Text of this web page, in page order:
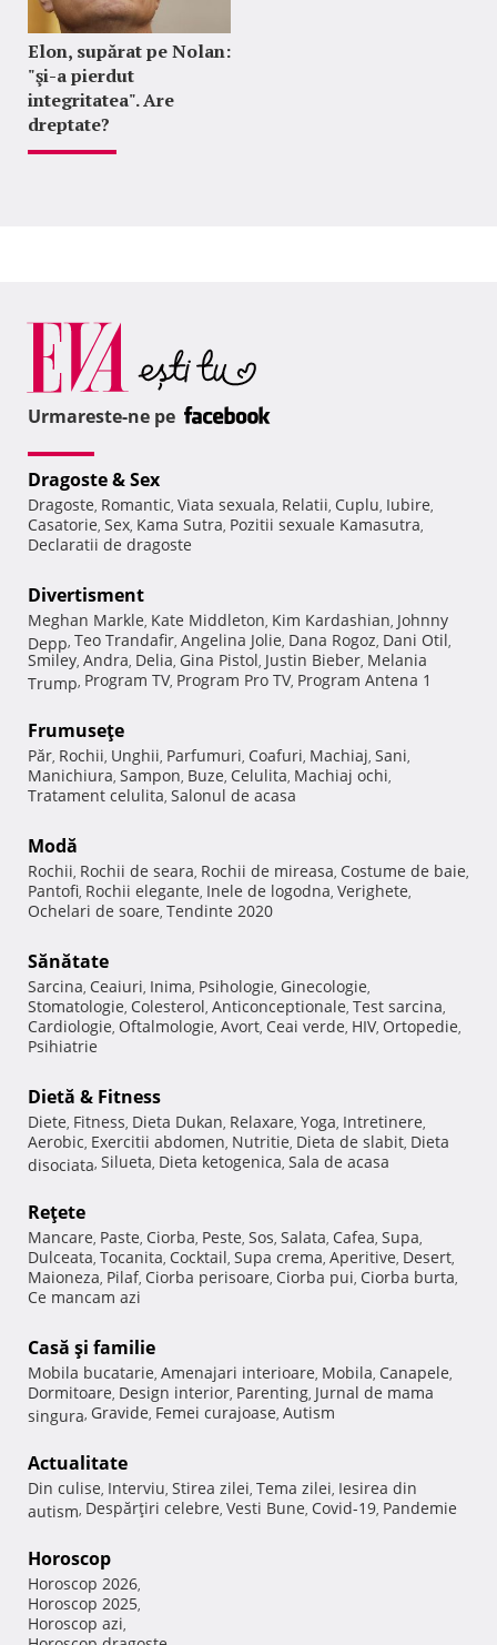
Elon, supărat pe Nolan:
"şi-a pierdut
integritatea". Are
dreptate?
Urmareste-ne pe
Dragoste & Sex
Dragoste, Romantic, Viata sexuala, Relatii, Cuplu, Iubire,
Casatorie, Sex, Kama Sutra, Pozitii sexuale Kamasutra,
Declaratii de dragoste
Divertisment
Meghan Markle, Kate Middleton, Kim Kardashian, Johnny
Depp, Teo Trandafir, Angelina Jolie, Dana Rogoz, Dani Otil,
Smiley, Andra, Delia, Gina Pistol, Justin Bieber, Melania
Trump, Program TV, Program Pro TV, Program Antena 1
Frumuseţe
Păr, Rochii, Unghii, Parfumuri, Coafuri, Machiaj, Sani,
Manichiura, Sampon, Buze, Celulita, Machiaj ochi,
Tratament celulita, Salonul de acasa
Modă
Rochii, Rochii de seara, Rochii de mireasa, Costume de baie,
Pantofi, Rochii elegante, Inele de logodna, Verighete,
Ochelari de soare, Tendinte 2020
Sănătate
Sarcina, Ceaiuri, Inima, Psihologie, Ginecologie,
Stomatologie, Colesterol, Anticonceptionale, Test sarcina,
Cardiologie, Oftalmologie, Avort, Ceai verde, HIV, Ortopedie,
Psihiatrie
Dietă & Fitness
Diete, Fitness, Dieta Dukan, Relaxare, Yoga, Intretinere,
Aerobic, Exercitii abdomen, Nutritie, Dieta de slabit, Dieta
disociata, Silueta, Dieta ketogenica, Sala de acasa
Reţete
Mancare, Paste, Ciorba, Peste, Sos, Salata, Cafea, Supa,
Dulceata, Tocanita, Cocktail, Supa crema, Aperitive, Desert,
Maioneza, Pilaf, Ciorba perisoare, Ciorba pui, Ciorba burta,
Ce mancam azi
Casă şi familie
Mobila bucatarie, Amenajari interioare, Mobila, Canapele,
Dormitoare, Design interior, Parenting, Jurnal de mama
singura, Gravide, Femei curajoase, Autism
Actualitate
Din culise, Interviu, Stirea zilei, Tema zilei, Iesirea din
autism, Despărţiri celebre, Vesti Bune, Covid-19, Pandemie
Horoscop
Horoscop 2026,
Horoscop 2025,
Horoscop azi,